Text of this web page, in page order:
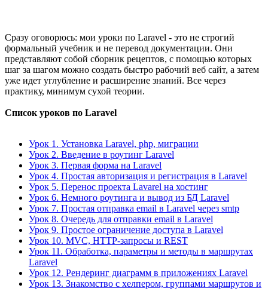
Сразу оговорюсь: мои уроки по Laravel - это не строгий
формальный учебник и не перевод документации. Они
представляют собой сборник рецептов, с помощью которых
шаг за шагом можно создать быстро рабочий веб сайт, а затем
уже идет углубление и расширение знаний. Все через
практику, минимум сухой теории.
Список уроков по Laravel
Урок 1. Установка Laravel, php, миграции
Урок 2. Введение в роутинг Laravel
Урок 3. Первая форма на Laravel
Урок 4. Простая авторизация и регистрация в Laravel
Урок 5. Перенос проекта Lavarel на хостинг
Урок 6. Немного роутинга и вывод из БД Laravel
Урок 7. Простая отправка email в Laravel через smtp
Урок 8. Очередь для отправки email в Laravel
Урок 9. Простое ограничение доступа в Laravel
Урок 10. MVC, HTTP-запросы и REST
Урок 11. Обработка, параметры и методы в маршрутах
Laravel
Урок 12. Рендеринг диаграмм в приложениях Laravel
Урок 13. Знакомство с хелпером, группами маршрутов и